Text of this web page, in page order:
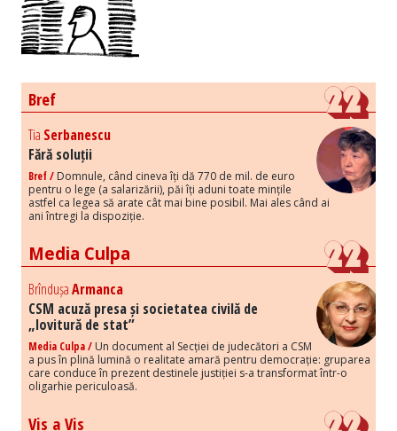
Bref
Tia Serbanescu
Fără soluții
Bref / Domnule, când cineva îți dă 770 de mil. de euro
pentru o lege (a salarizării), păi îți aduni toate mințile
astfel ca legea să arate cât mai bine posibil. Mai ales când ai
ani întregi la dispoziție.
Media Culpa
BrîndușaArmanca
CSM acuză presa și societatea civilă de
„lovitură de stat”
Media Culpa / Un document al Secției de judecători a CSM
a pus în plină lumină o realitate amară pentru democrație: gruparea
care conduce în prezent destinele justiției s-a transformat într-o
oligarhie periculoasă.
Vis a Vis